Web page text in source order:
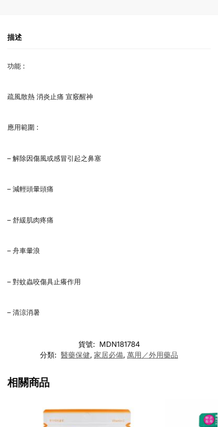
描述
功能 :
疏風散熱 消炎止痛 宣竅醒神
應用範圍 :
– 解除因傷風或感冒引起之鼻塞
– 減輕頭暈頭痛
– 舒緩肌肉疼痛
– 舟車暈浪
– 對蚊蟲咬傷具止癢作用
– 清涼消暑
貨號: MDN181784
分類: 醫藥保健, 家居必備, 萬用／外用藥品
相關商品